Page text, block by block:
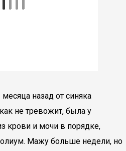
назад от синяка
не тревожит, была у
крови и мочи в порядке,
Мажу больше недели, но